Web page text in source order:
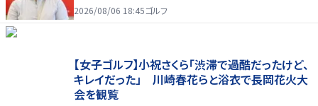
2026/08/06 18:45ゴルフ
【女子ゴルフ】小祝さくら「渋滞で過酷だったけど、
キレイだった」 川崎春花らと浴衣で長岡花火大
会を観覧